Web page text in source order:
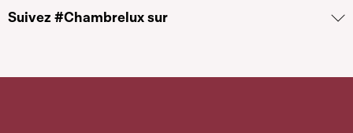
Suivez #Chambrelux sur